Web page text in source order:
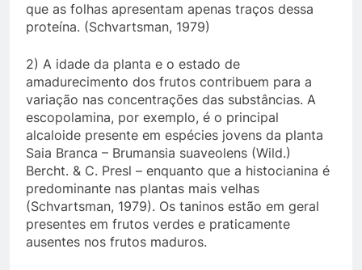
que as folhas apresentam apenas traços dessa
proteína. (Schvartsman, 1979)
2) A idade da planta e o estado de
amadurecimento dos frutos contribuem para a
variação nas concentrações das substâncias. A
escopolamina, por exemplo, é o principal
alcaloide presente em espécies jovens da planta
Saia Branca – Brumansia suaveolens (Wild.)
Bercht. & C. Presl – enquanto que a histocianina é
predominante nas plantas mais velhas
(Schvartsman, 1979). Os taninos estão em geral
presentes em frutos verdes e praticamente
ausentes nos frutos maduros.